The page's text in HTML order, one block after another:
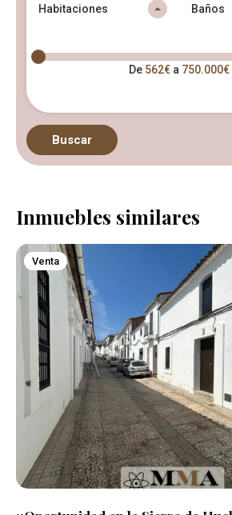
Habitaciones Baños
De 562€ a 750.000€
Buscar
Inmuebles similares
Venta